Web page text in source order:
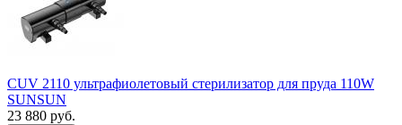
CUV 2110 ультрафиолетовый стерилизатор для пруда 110W
SUNSUN
23 880 руб.